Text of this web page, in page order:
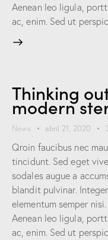
Aenean leo ligula,
ac, enim. Sed ut
Thinking
modern
News abril 21, 2020
Qroin faucibus nec
tincidunt. Sed eget
sodales augue a
blandit pulvinar.
elementum semper
Aenean leo ligula,
ac, enim. Sed ut